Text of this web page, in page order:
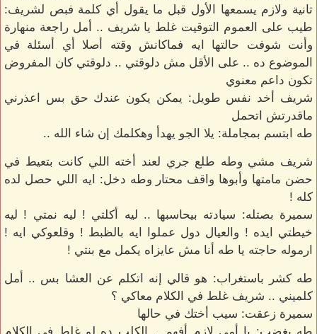
تانية ولازم يسمعها الأول قبل ما يقول أي كلمة فبص لشريف:
طيب على العموم التوقيت غلط يا شريف .. أمل راجعة منهارة
وأنت شوفت حالتها ايه فماكانش وقته أصلا أي أسئلة في
الموضوع ده .. على الأقل مش دلوقتي .. دلوقتي كان المفروض
تكون داعم معنوي
شريف أخد نفس طويل: يمكن يكون عندك حق بس اعذرني
ماقدرتش اتحمل
طه ابتسم بمجاملة: يلا الجو يهدأ وهكلمك إن شاء الله ..
شريف مشي وطه طلع جري لعند أخته اللي كانت بتعيط في
حضن مامتها وأبوها واقف محتار وطه دخل: ايه اللي حصل لده
كله !
سميرة بصتله: سيادته بيحاسبها .. ليه أكلتي ! ليه نمتي ! ليه
خيطتي ايده ! والعيال دول عملوا ايه بالظبط ! وقلعوكي ايه !
ارموله حاجته يا طه أنا مش عايزاه يكمل مع بنتي !
طه كشر باستغراب: هو قالي إنه اتكلم عن العشا بس .. أمل
كلميني .. شريف غلط في الكلام معاكي ؟
سميرة زعقت: سيب أختك في حالها